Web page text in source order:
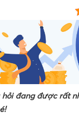
đang được rất